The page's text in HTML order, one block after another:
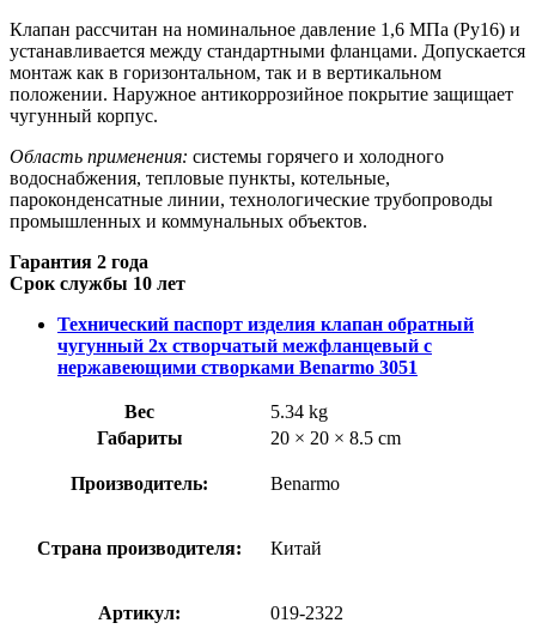
Клапан рассчитан на номинальное давление 1,6 МПа (Ру16) и
устанавливается между стандартными фланцами. Допускается
монтаж как в горизонтальном, так и в вертикальном
положении. Наружное антикоррозийное покрытие защищает
чугунный корпус.
Область применения: системы горячего и холодного
водоснабжения, тепловые пункты, котельные,
пароконденсатные линии, технологические трубопроводы
промышленных и коммунальных объектов.
Гарантия 2 года
Срок службы 10 лет
Технический паспорт изделия клапан обратный
чугунный 2х створчатый межфланцевый с
нержавеющими створками Benarmo 3051
Вес
5.34 kg
Габариты
20 × 20 × 8.5 cm
Производитель: Benarmo
Страна производителя: Китай
Артикул: 019-2322